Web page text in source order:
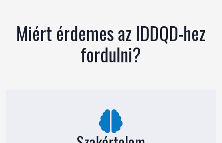
Miért érdemes az IDDQD-hez
fordulni?